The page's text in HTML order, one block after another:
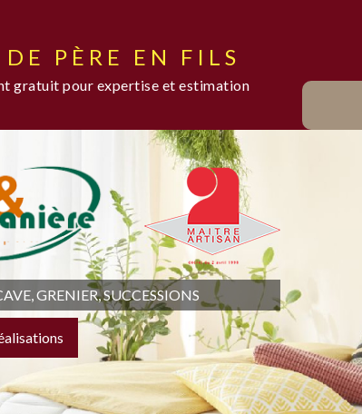
PÈRE EN FILS
gratuit pour expertise et estimation
GRENIER, SUCCESSIONS